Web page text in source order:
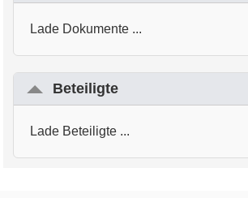
Lade Dokumente ...
Beteiligte
Lade Beteiligte ...